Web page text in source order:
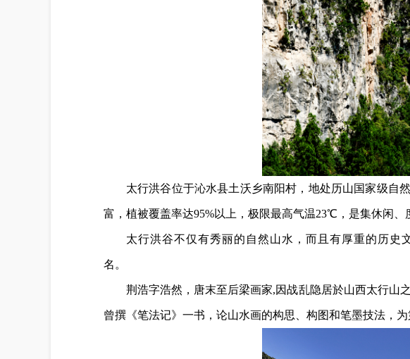
太行洪谷位于沁水县土沃乡南阳村，地处历山国家级自
富，植被覆盖率达95%以上，极限最高气温23℃，是集休闲、
太行洪谷不仅有秀丽的自然山水，而且有厚重的历史
名。
荆浩字浩然，唐末至后梁画家,因战乱隐居於山西太行山
曾撰《笔法记》一书，论山水画的构思、构图和笔墨技法，为